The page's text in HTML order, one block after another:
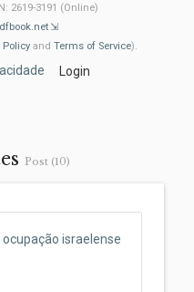
2619-3191 (Online)
dfbook.net
Policyand Terms of Service).
Login
Post (10)
israelense